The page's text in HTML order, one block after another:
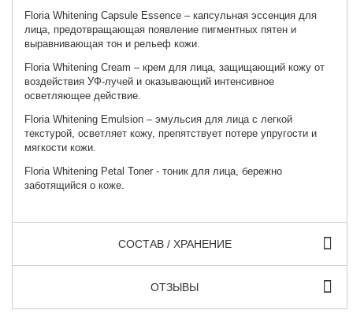
Floria Whitening Capsule Essence – капсульная эссенция для
лица, предотвращающая появление пигментных пятен и
выравнивающая тон и рельеф кожи.
Floria Whitening Cream – крем для лица, защищающий кожу от
воздействия УФ-лучей и оказывающий интенсивное
осветляющее действие.
Floria Whitening Emulsion – эмульсия для лица с легкой
текстурой, осветляет кожу, препятствует потере упругости и
мягкости кожи.
Floria Whitening Petal Toner - тоник для лица, бережно
заботящийся о коже.
СОСТАВ / ХРАНЕНИЕ
ОТЗЫВЫ